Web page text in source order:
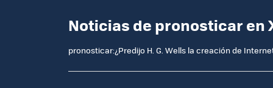
Noticias de pronosticar en
pronosticar:¿Predijo H. G. Wells la creación de